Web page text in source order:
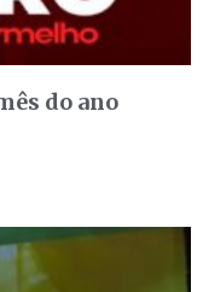
do ano